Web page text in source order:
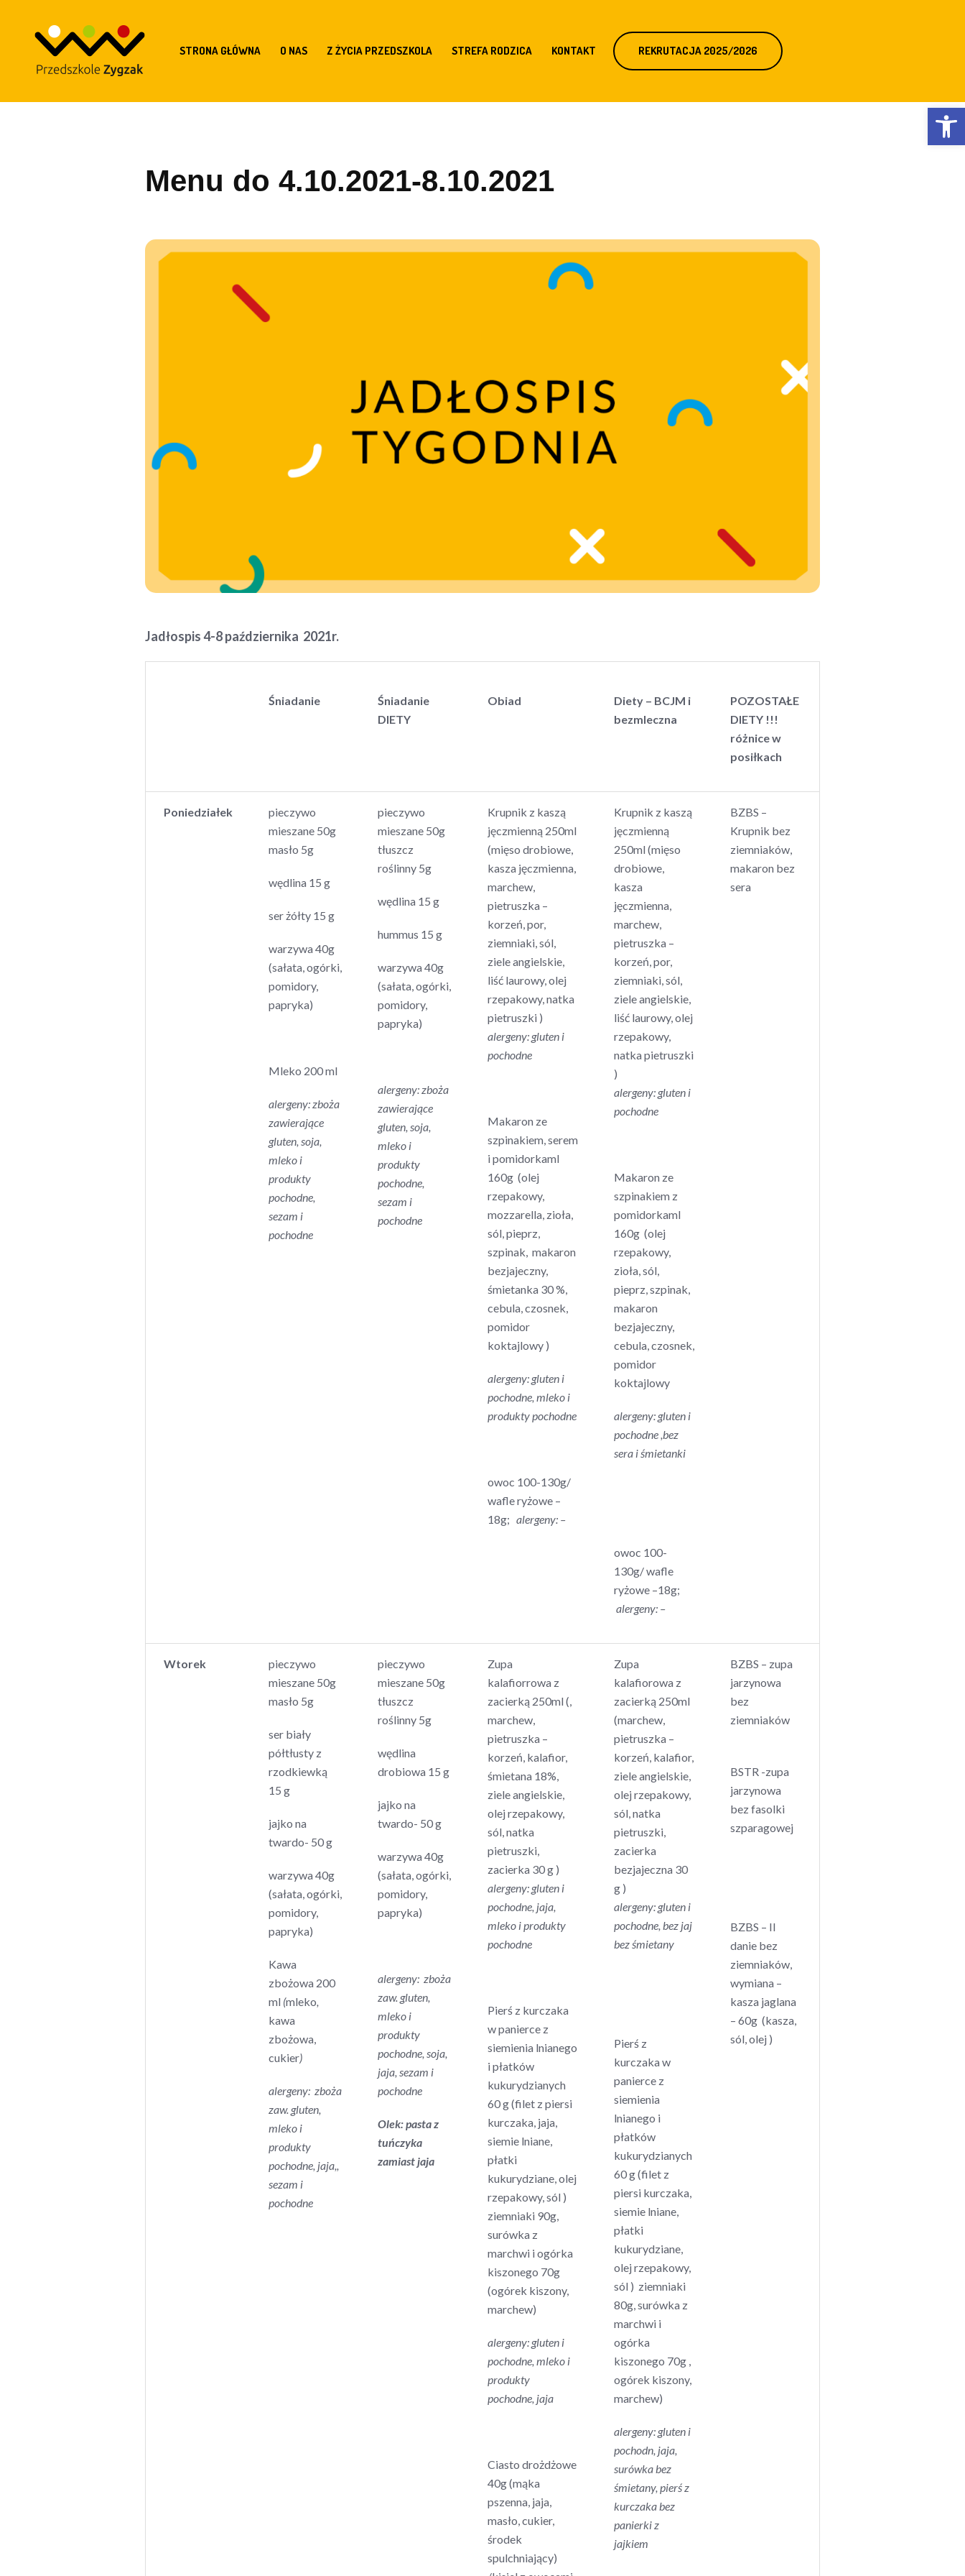
STRONA GŁÓWNA O NAS Z ŻYCIA PRZEDSZKOLA STREFA RODZICA KONTAKT REKRUTACJA 2025/2026
Menu do 4.10.2021-8.10.2021
Jadłospis 4-8 października 2021r.
Śniadanie
Śniadanie
DIETY
Obiad
Diety – BCJM i
bezmleczna
POZOSTAŁE
DIETY !!!
różnice w
posiłkach
Poniedziałek
pieczywo
mieszane 50g
masło 5g
wędlina 15 g
ser żółty 15 g
warzywa 40g
(sałata, ogórki,
pomidory,
papryka)
Mleko 200 ml
alergeny: zboża
zawierające
gluten, soja,
mleko i
produkty
pochodne,
sezam i
pochodne
pieczywo
mieszane 50g
tłuszcz
roślinny 5g
wędlina 15 g
hummus 15 g
warzywa 40g
(sałata, ogórki,
pomidory,
papryka)
alergeny: zboża
zawierające
gluten, soja,
mleko i
produkty
pochodne,
sezam i
pochodne
Krupnik z kaszą
jęczmienną 250ml
(mięso drobiowe,
kasza jęczmienna,
marchew,
pietruszka –
korzeń, por,
ziemniaki, sól,
ziele angielskie,
liść laurowy, olej
rzepakowy, natka
pietruszki )
alergeny: gluten i
pochodne
Makaron ze
szpinakiem, serem
i pomidorkamI
160g (olej
rzepakowy,
mozzarella, zioła,
sól, pieprz,
szpinak, makaron
bezjajeczny,
śmietanka 30 %,
cebula, czosnek,
pomidor
koktajlowy )
alergeny: gluten i
pochodne, mleko i
produkty pochodne
owoc 100-130g/
wafle ryżowe –
18g; alergeny: –
Krupnik z kaszą
jęczmienną
250ml (mięso
drobiowe,
kasza
jęczmienna,
marchew,
pietruszka –
korzeń, por,
ziemniaki, sól,
ziele angielskie,
liść laurowy, olej
rzepakowy,
natka pietruszki
)
alergeny: gluten i
pochodne
Makaron ze
szpinakiem z
pomidorkamI
160g (olej
rzepakowy,
zioła, sól,
pieprz, szpinak,
makaron
bezjajeczny,
cebula, czosnek,
pomidor
koktajlowy
alergeny: gluten i
pochodne ,bez
sera i śmietanki
owoc 100-
130g/ wafle
ryżowe –18g;
alergeny: –
BZBS –
Krupnik bez
ziemniaków,
makaron bez
sera
Wtorek
pieczywo
mieszane 50g
masło 5g
ser biały
półtłusty z
rzodkiewką
15 g
jajko na
twardo- 50 g
warzywa 40g
(sałata, ogórki,
pomidory,
papryka)
Kawa
zbożowa 200
ml (mleko,
kawa
zbożowa,
cukier)
alergeny: zboża
zaw. gluten,
mleko i
produkty
pochodne, jaja,,
sezam i
pochodne
pieczywo
mieszane 50g
tłuszcz
roślinny 5g
wędlina
drobiowa 15 g
jajko na
twardo- 50 g
warzywa 40g
(sałata, ogórki,
pomidory,
papryka)
alergeny: zboża
zaw. gluten,
mleko i
produkty
pochodne, soja,
jaja, sezam i
pochodne
Olek: pasta z
tuńczyka
zamiast jaja
Zupa
kalafiorrowa z
zacierką 250ml (,
marchew,
pietruszka –
korzeń, kalafior,
śmietana 18%,
ziele angielskie,
olej rzepakowy,
sól, natka
pietruszki,
zacierka 30 g )
alergeny: gluten i
pochodne, jaja,
mleko i produkty
pochodne
Pierś z kurczaka
w panierce z
siemienia lnianego
i płatków
kukurydzianych
60 g (filet z piersi
kurczaka, jaja,
siemie lniane,
płatki
kukurydziane, olej
rzepakowy, sól )
ziemniaki 90g,
surówka z
marchwi i ogórka
kiszonego 70g
(ogórek kiszony,
marchew)
alergeny: gluten i
pochodne, mleko i
produkty
pochodne, jaja
Ciasto drożdżowe
40g (mąka
pszenna, jaja,
masło, cukier,
środek
spulchniający)
Zupa
kalafiorowa z
zacierką 250ml
(marchew,
pietruszka –
korzeń, kalafior,
ziele angielskie,
olej rzepakowy,
sól, natka
pietruszki,
zacierka
bezjajeczna 30
g )
alergeny: gluten i
pochodne, bez jaj
bez śmietany
Pierś z
kurczaka w
panierce z
siemienia
lnianego i
płatków
kukurydzianych
60 g (filet z
piersi kurczaka,
siemie lniane,
płatki
kukurydziane,
olej rzepakowy,
sól ) ziemniaki
80g, surówka z
marchwi i
ogórka
kiszonego 70g ,
ogórek kiszony,
marchew)
alergeny: gluten i
pochodn, jaja,
surówkabez
śmietany, pierś z
kurczaka bez
panierki z
jajkiem
BZBS – zupa
jarzynowa
bez
ziemniaków
BSTR -zupa
jarzynowa
bez fasolki
szparagowej
BZBS – II
danie bez
ziemniaków,
wymiana –
kasza jaglana
– 60g (kasza,
sól, olej )